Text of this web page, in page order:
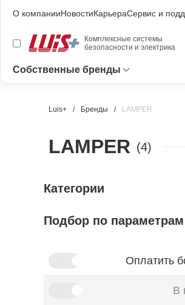
О компанииНовостиКарьераСервис и
Комплексные системы
безопасности и электрика
Собственные бренды
Luis+ Бренды LAMPER
LAMPER (4)
Категории
светотехника
ленты светодиодные
Подбор по параметрам
Оплатить
В